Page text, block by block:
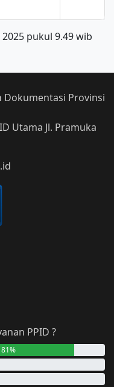
pukul 9.49 wib
Dokumentasi Provinsi
Utama Jl. Pramuka
PPID ?
81%